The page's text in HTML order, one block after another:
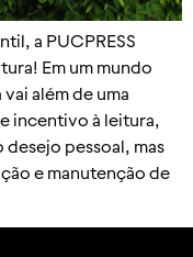
a PUCPRESS
Em um mundo
além de uma
incentivo à leitura,
pessoal, mas
e manutenção de